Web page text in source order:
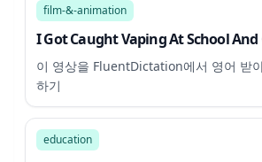
film-&-animation
I Got Caught Vaping At School
이 영상을 FluentDictation에서 영어 받
하기
education